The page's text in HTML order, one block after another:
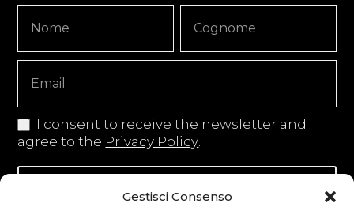
Gestisci Consenso
Signup
Copy
I consent to receive the newsletter and
agree to the Privacy Policy
Iscriviti alla newsletter